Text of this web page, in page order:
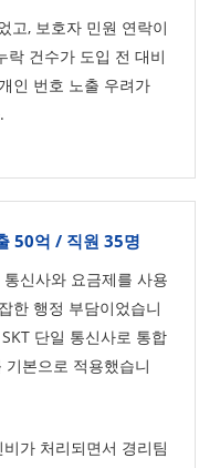
고, 보호자 민원 연락이
락 건수가 도입 전 대비
인 번호 노출 우려가
50억 / 직원 35명
신사와 요금제를 사용
한 행정 부담이었습니
단일 통신사로 통합
본으로 적용했습니
가 처리되면서 경리팀